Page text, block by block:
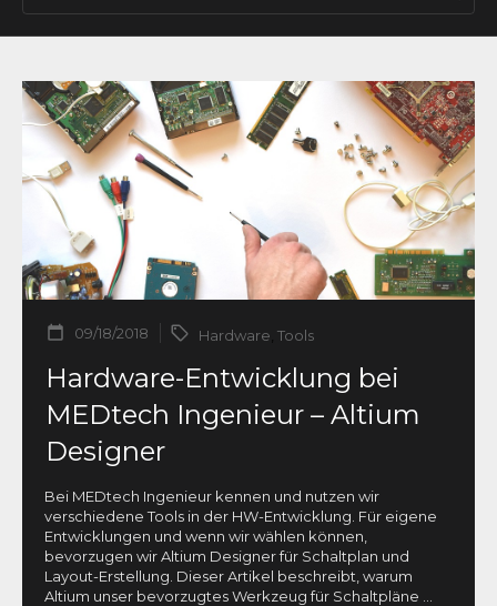
09/18/2018 Hardware Tools
Hardware-Entwicklung bei
MEDtech Ingenieur – Altium
Designer
Bei MEDtech Ingenieur kennen und nutzen wir
verschiedene Tools in der HW-Entwicklung. Für eigene
Entwicklungen und wenn wir wählen können,
bevorzugen wir Altium Designer für Schaltplan und
Layout-Erstellung. Dieser Artikel beschreibt, warum
Altium unser bevorzugtes Werkzeug für Schaltpläne